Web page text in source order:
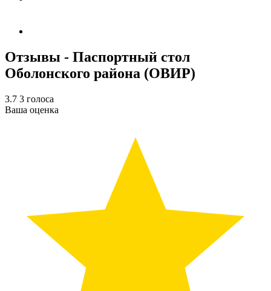
Отзывы - Паспортный стол
Оболонского района (ОВИР)
3.7 3 голоса
Ваша оценка